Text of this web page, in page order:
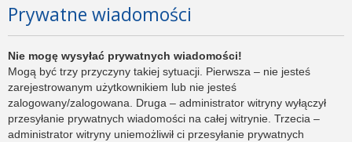
Prywatne wiadomości
Nie mogę wysyłać prywatnych wiadomości!
Mogą być trzy przyczyny takiej sytuacji. Pierwsza – nie jesteś
zarejestrowanym użytkownikiem lub nie jesteś
zalogowany/zalogowana. Druga – administrator witryny wyłączył
przesyłanie prywatnych wiadomości na całej witrynie. Trzecia –
administrator witryny uniemożliwił ci przesyłanie prywatnych